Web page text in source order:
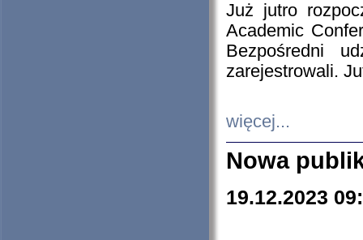
Już jutro
Academic
Bezpośredni
zarejestrowali.
więcej...
Nowa
19.12.2023